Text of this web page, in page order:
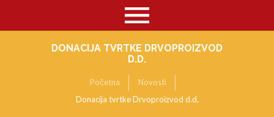
DONACIJA TVRTKE DRVOPROIZVOD
D.D.
Početna
Novosti
Donacija tvrtke Drvoproizvod d.d.